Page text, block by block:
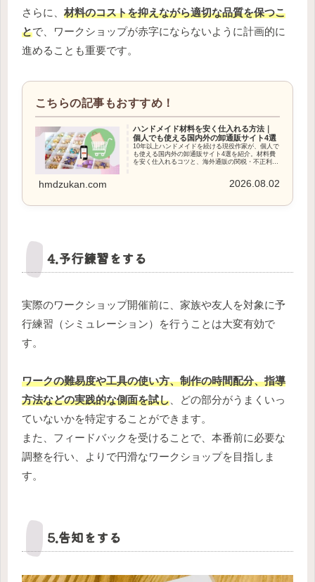
さらに、 材料のコストを抑えながら適切な品質を保つこ
とで、ワークショップが赤字にならないように計画的に
進めることも重要です。
ハンドメイド材料を安く仕入れる方法｜
個人でも使える国内外の卸通販サイト4選
10年以上ハンドメイドを続ける現役作家が、個人で
も使える国内外の卸通販サイト4選を紹介。材料費
を安く仕入れるコツと、海外通販の関税・不正利用
hmdzukan.com 2026.08.02
4.予行練習をする
実際のワークショップ開催前に、家族や友人を対象に予
行練習（シミュレーション）を行うことは大変有効で
す。
ワークの難易度や工具の使い方、制作の時間配分、指導
方法などの実践的な側面を試し 、どの部分がうまくいっ
ていないかを特定することができます。
また、フィードバックを受けることで、本番前に必要な
調整を行い、よりで円滑なワークショップを目指しま
す。
5.告知をする